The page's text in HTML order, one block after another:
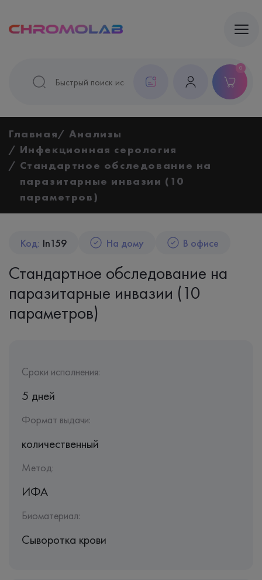
0
Главная
Анализы
Инфекционная серология
Стандартное обследование на
паразитарные инвазии (10
параметров)
Код: In159 На дому В офисе
Стандартное обследование на
паразитарные инвазии (10
параметров)
Сроки исполнения:
5 дней
Формат выдачи:
количественный
Метод:
ИФА
Биоматериал:
Сыворотка крови